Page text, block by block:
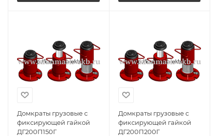
Домкраты грузовые с
фиксирующей гайкой
ДГ200П150Г
Домкраты грузовые с
фиксирующей гайкой
ДГ200П200Г